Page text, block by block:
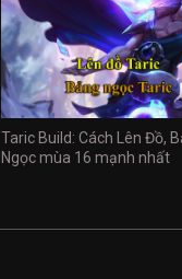
Taric Build: Cách Lên Đồ,
Ngọc mùa 16 mạnh nhất